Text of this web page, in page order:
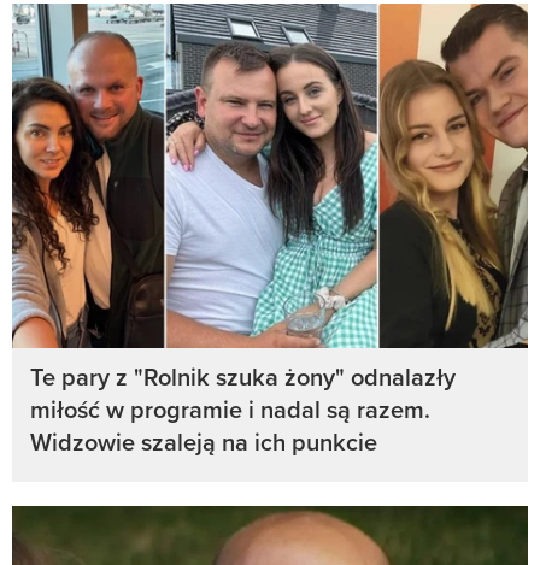
Te pary z "Rolnik szuka żony" odnalazły
miłość w programie i nadal są razem.
Widzowie szaleją na ich punkcie